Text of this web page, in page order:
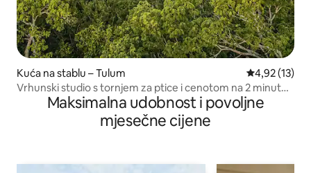
Kuća na stablu – Tulum Prosječna
4,92 (13)
Vrhunski studio s tornjem za ptice i cenotom na 2 minute
Maksimalna udobnost i povoljne
mjesečne cijene